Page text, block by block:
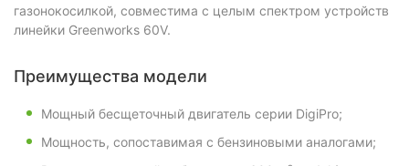
газонокосилкой, совместима с целым спектром устройств
линейки Greenworks 60V.
Преимущества модели
Мощный бесщеточный двигатель серии DigiPro;
Мощность, сопоставимая с бензиновыми аналогами;